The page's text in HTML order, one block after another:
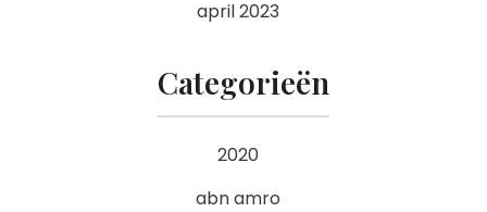
april 2023
Categorieën
2020
abn amro